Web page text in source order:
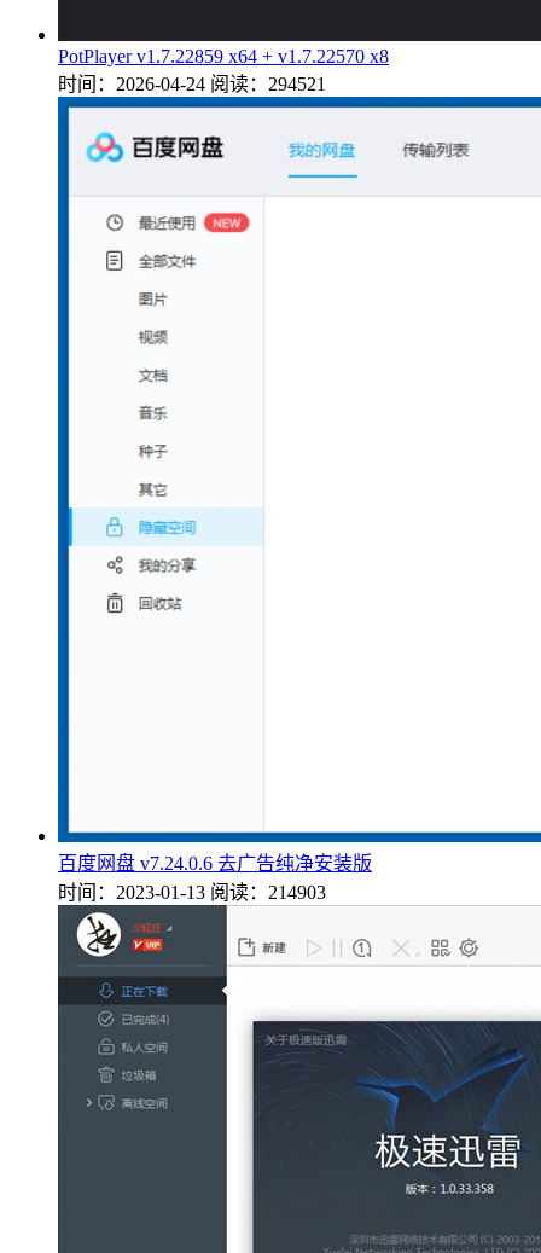
PotPlayer v1.7.22859 x64 + v1.7.22570 x8
时间：2026-04-24 阅读：294521
百度网盘 v7.24.0.6 去广告纯净安装版
时间：2023-01-13 阅读：214903